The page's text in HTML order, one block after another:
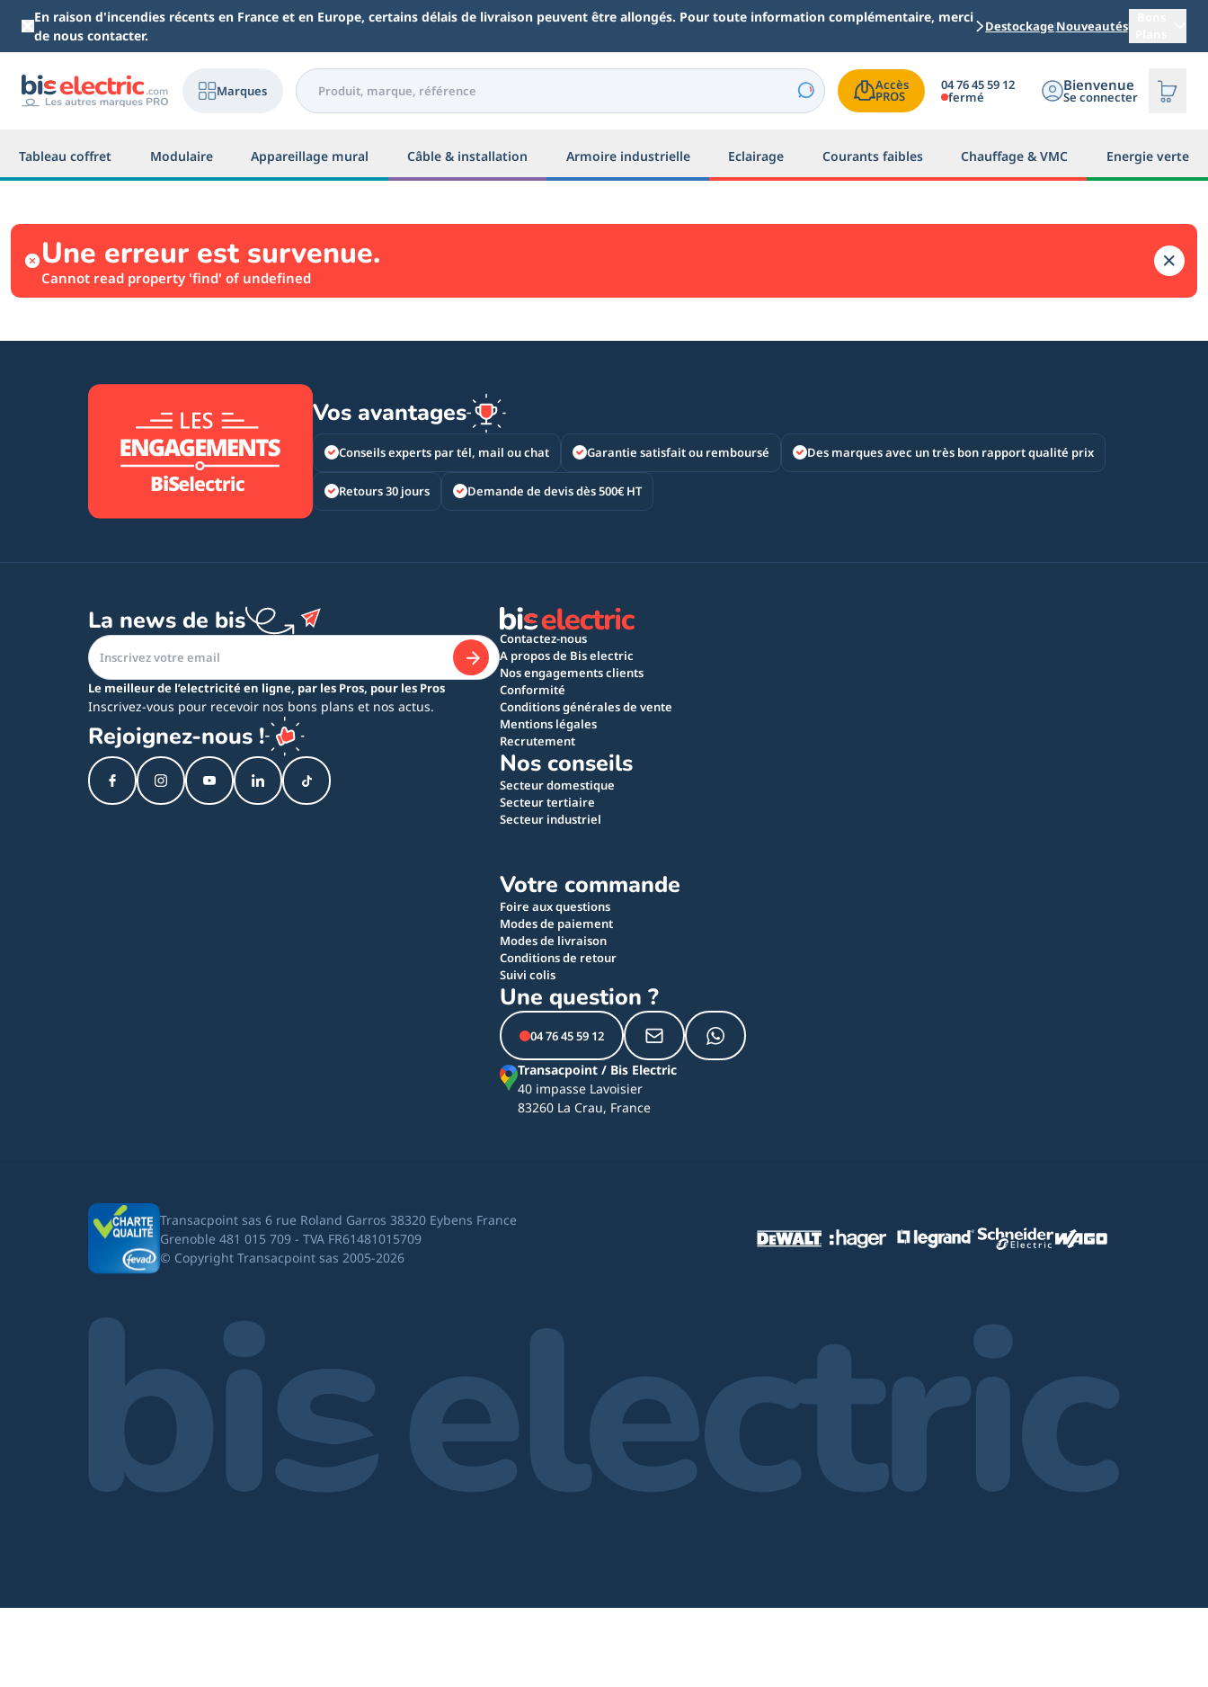
Aller au contenu principal
En raison d'incendies récents en France et en Europe, certains délais de livraison peuvent être allongés. Pour toute information complémentaire, merci
de nous contacter.
DestockageNouveautés
Marques Accès
PROS
04 76 45 59 12
fermé
Bienvenue
Se connecter
Tableau coffret Modulaire Appareillage mural Câble & installation Armoire industrielle Eclairage Courants faibles Chauffage & VMC Energie verte
Une erreur est survenue.
Cannot read property 'find' of undefined
Vos avantages
Conseils experts par tél, mail ou chat Garantie satisfait ou remboursé Des marques avec un très bon rapport qualité prix
Retours 30 jours Demande de devis dès 500€ HT
La news de bis
Le meilleur de l’electricité en ligne, par les Pros, pour les Pros
Inscrivez-vous pour recevoir nos bons plans et nos actus.
Rejoignez-nous !
Contactez-nous
A propos de Bis electric
Nos engagements clients
Conformité
Conditions générales de vente
Mentions légales
Recrutement
Nos conseils
Secteur domestique
Secteur tertiaire
Secteur industriel
Votre commande
Foire aux questions
Modes de paiement
Modes de livraison
Conditions de retour
Suivi colis
Une question ?
04 76 45 59 12
Transacpoint / Bis Electric
40 impasse Lavoisier
83260 La Crau, France
Transacpoint sas 6 rue Roland Garros 38320 Eybens France
Grenoble 481 015 709 - TVA FR61481015709
© Copyright Transacpoint sas 2005-2026